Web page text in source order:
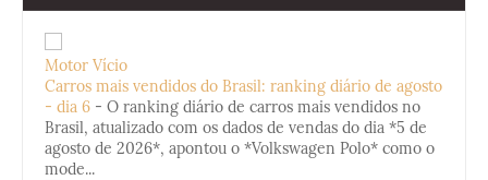
Motor Vício
Carros mais vendidos do Brasil: ranking diário de agosto
- dia 6 - O ranking diário de carros mais vendidos no
Brasil, atualizado com os dados de vendas do dia *5 de
agosto de 2026*, apontou o *Volkswagen Polo* como o
mode...